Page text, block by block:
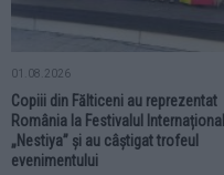
01.08.2026
Copiii din Fălticeni au reprezentat
România la Festivalul Internațional
„Nestiya” și au câștigat trofeul
evenimentului